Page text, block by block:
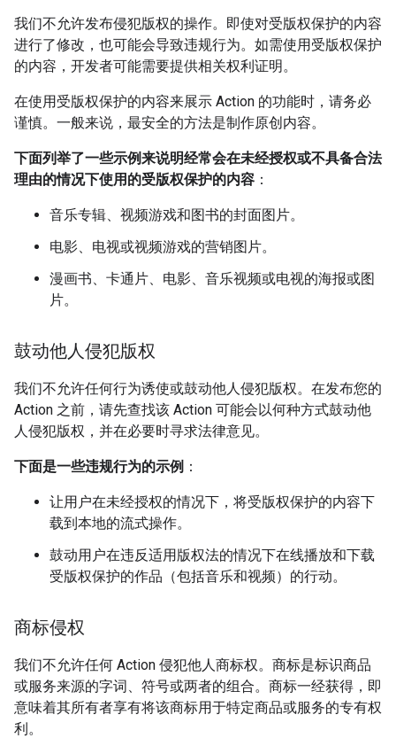
我们不允许发布侵犯版权的操作。即使对受版权保护的内容
进行了修改，也可能会导致违规行为。如需使用受版权保护
的内容，开发者可能需要提供相关权利证明。
在使用受版权保护的内容来展示 Action 的功能时，请务必
谨慎。一般来说，最安全的方法是制作原创内容。
下面列举了一些示例来说明经常会在未经授权或不具备合法
理由的情况下使用的受版权保护的内容 ：
音乐专辑、视频游戏和图书的封面图片。
电影、电视或视频游戏的营销图片。
漫画书、卡通片、电影、音乐视频或电视的海报或图
片。
鼓动他人侵犯版权
我们不允许任何行为诱使或鼓动他人侵犯版权。在发布您的
Action 之前，请先查找该 Action 可能会以何种方式鼓动他
人侵犯版权，并在必要时寻求法律意见。
下面是一些违规行为的示例 ：
让用户在未经授权的情况下，将受版权保护的内容下
载到本地的流式操作。
鼓动用户在违反适用版权法的情况下在线播放和下载
受版权保护的作品（包括音乐和视频）的行动。
商标侵权
我们不允许任何 Action 侵犯他人商标权。商标是标识商品
或服务来源的字词、符号或两者的组合。商标一经获得，即
意味着其所有者享有将该商标用于特定商品或服务的专有权
利。